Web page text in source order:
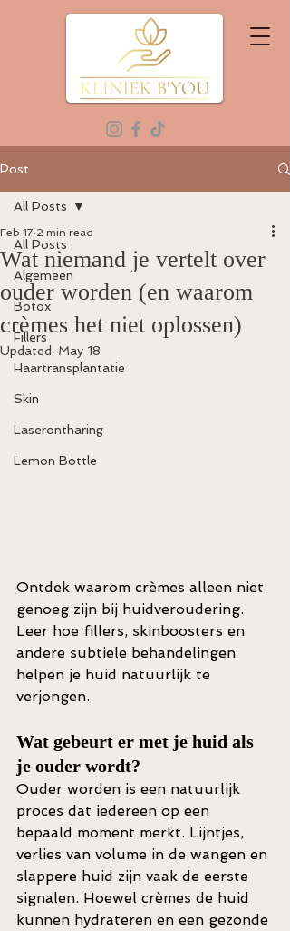
Post
All Posts
Algemeen
Botox
Fillers
Haartransplantatie
Skin
Laserontharing
Lemon Bottle
All Posts
Wat niemand je vertelt over
ouder worden (en waarom
crèmes het niet oplossen)
Feb 17 2 min read
Updated: May 18
Ontdek waarom crèmes alleen niet
genoeg zijn bij huidveroudering.
Leer hoe fillers, skinboosters en
andere subtiele behandelingen
helpen je huid natuurlijk te
verjongen.
Wat gebeurt er met je huid als
je ouder wordt?
Ouder worden is een natuurlijk
proces dat iedereen op een
bepaald moment merkt. Lijntjes,
verlies van volume in de wangen en
slappere huid zijn vaak de eerste
signalen. Hoewel crèmes de huid
kunnen hydrateren en een gezonde